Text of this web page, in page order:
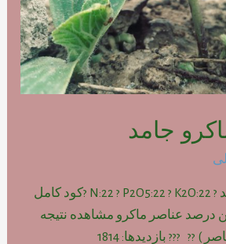
جامد
کود کامل ماکرو جامد ? N:22 ? P2O5:22 ? K2O:22 ?کود کامل
درصد عناصر ماکرو مشاهده نتیجه
) ?? ??? بازدیدها: 1814